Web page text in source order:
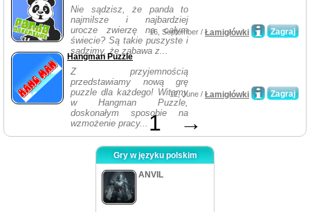
Nie sądzisz, że panda to
najmilsze i najbardziej
urocze zwierzę na całym
świecie? Są takie puszyste i
sądzimy, że zabawa z...
Zagraj
16, September / Łamigłówki
Hangman Puzzle
Z przyjemnością
przedstawiamy nową grę
puzzle dla każdego! Witamy
w Hangman Puzzle,
doskonałym sposobie na
wzmożenie pracy...
Zagraj
12, June / Łamigłówki
1 →
Gry w języku polskim
ANVIL